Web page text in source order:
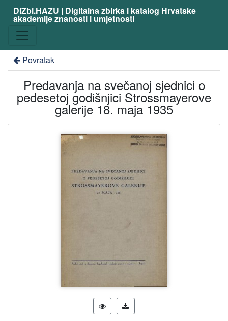
DiZbi.HAZU | Digitalna zbirka i katalog Hrvatske
akademije znanosti i umjetnosti
Povratak
Predavanja na svečanoj sjednici o
pedesetoj godišnjici Strossmayerove
galerije 18. maja 1935